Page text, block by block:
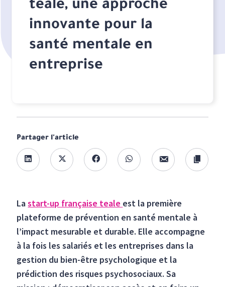
teale, une approche
innovante pour la
santé mentale en
entreprise
Partager l'article
Lastart-up française teale est la première
plateforme de prévention en santé mentale à
l’impact mesurable et durable. Elle accompagne
à la fois les salariés et les entreprises dans la
gestion du bien-être psychologique et la
prédiction des risques psychosociaux. Sa